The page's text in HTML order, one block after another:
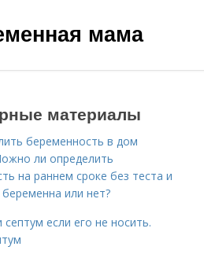
мама
материалы
беременность в дом
ли определить
на раннем сроке без теста и
или нет?
септум если его не носить.